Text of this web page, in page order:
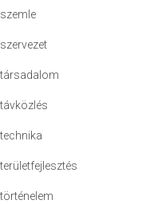
szemle
szervezet
társadalom
távközlés
technika
területfejlesztés
történelem